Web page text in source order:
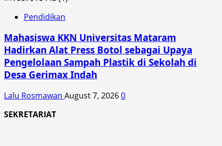
Pendidikan
Mahasiswa KKN Universitas Mataram
Hadirkan Alat Press Botol sebagai Upaya
Pengelolaan Sampah Plastik di Sekolah di
Desa Gerimax Indah
Lalu Rosmawan August 7, 20260
SEKRETARIAT